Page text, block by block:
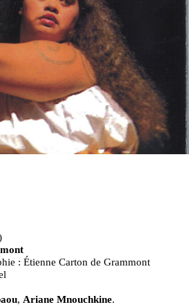
: Étienne Carton de Grammont
, Ariane Mnouchkine.